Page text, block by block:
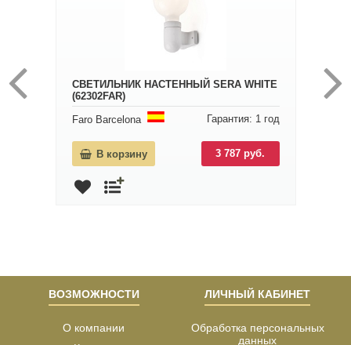
СВЕТИЛЬНИК НАСТЕННЫЙ SERA WHITE
(62302FAR)
Faro Barcelona
Гарантия: 1 год
3 787 руб.
В корзину
ВОЗМОЖНОСТИ
О компании
ЛИЧНЫЙ КАБИНЕТ
Обработка персональных
данных